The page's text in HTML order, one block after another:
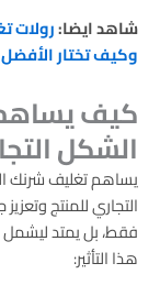
شاهد ايضا:رولات
وكيف تختار الأفضل
كيف
الشكل
يساهم تغليف شرنك
التجاري للمنتج
فقط، بل يمتد ليشمل
هذا التأثير: